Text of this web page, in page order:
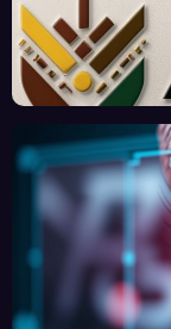
des
« Tra
vaille
urs
Clic »
en
Afriq